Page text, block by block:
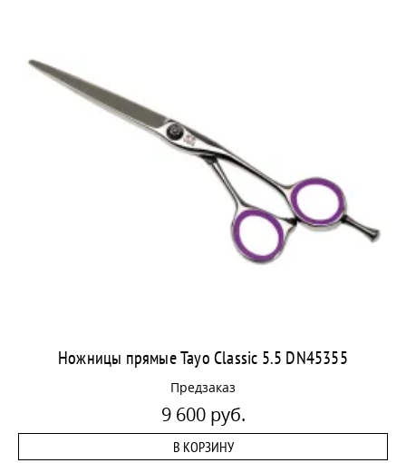
Ножницы прямые Tayo Classic 5.5 DN45355
Предзаказ
9 600 руб.
В КОРЗИНУ